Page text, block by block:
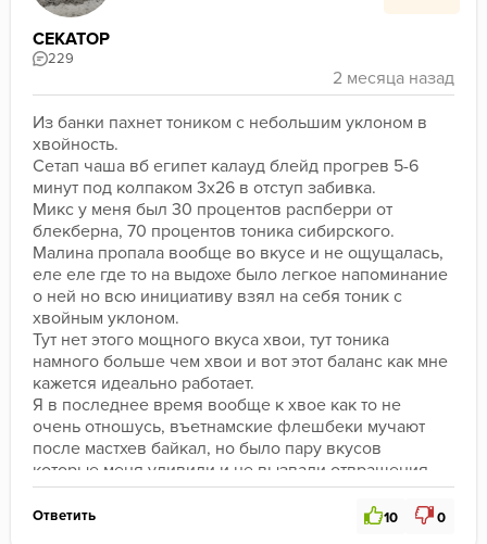
СЕКАТОР
229
Из банки пахнет тоником с небольшим уклоном в
хвойность.
Сетап чаша вб египет калауд блейд прогрев 5-6
минут под колпаком 3х26 в отступ забивка.
Микс у меня был 30 процентов распберри от
блекберна, 70 процентов тоника сибирского.
Малина пропала вообще во вкусе и не ощущалась,
еле еле где то на выдохе было легкое напоминание
о ней но всю инициативу взял на себя тоник с
хвойным уклоном.
Тут нет этого мощного вкуса хвои, тут тоника
намного больше чем хвои и вот этот баланс как мне
кажется идеально работает.
Я в последнее время вообще к хвое как то не
очень отношусь, въетнамские флешбеки мучают
после мастхев байкал, но было пару вкусов
которые меня удивили и не вызвали отвращения,
один из них этот и еще ночной лес от муаселя.
Этот ароматизатор тоника является наверное
Ответить 10 0